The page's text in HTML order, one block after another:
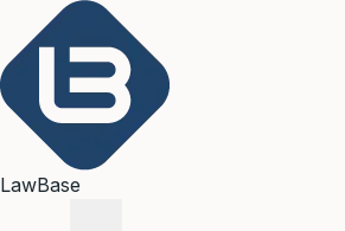
LawBase